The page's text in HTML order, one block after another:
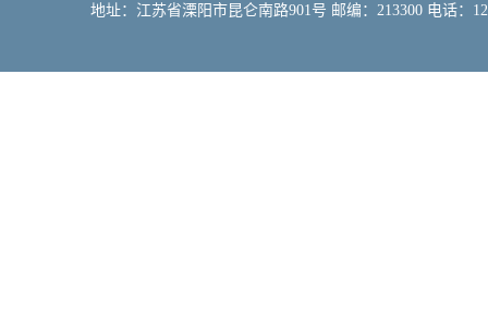
地址：江苏省溧阳市昆仑南路901号 邮编：213300 电话：